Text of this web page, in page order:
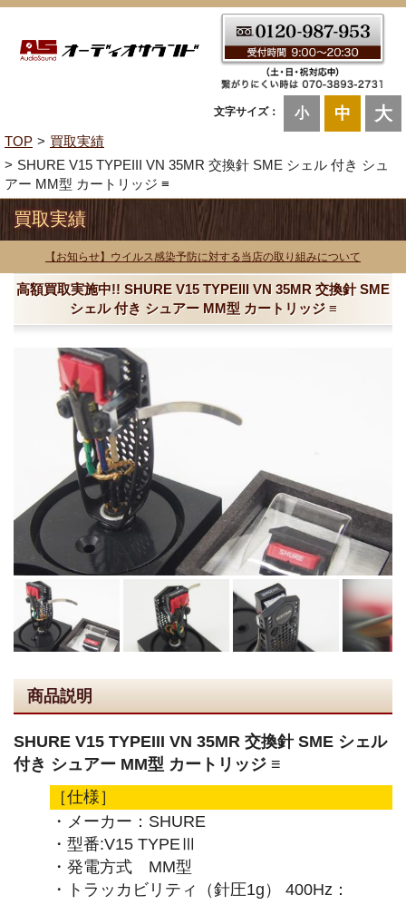
文字サイズ： 小 中 大
TOP
買取実績
SHURE V15 TYPEIII VN 35MR 交換針 SME シェル 付き シュ
アー MM型 カートリッジ ≡
買取実績
【お知らせ】ウイルス感染予防に対する当店の取り組みについて
高額買取実施中!! SHURE V15 TYPEIII VN 35MR 交換針 SME
シェル 付き シュアー MM型 カートリッジ ≡
商品説明
SHURE V15 TYPEIII VN 35MR 交換針 SME シェル
付き シュアー MM型 カートリッジ ≡
［仕様］
・メーカー：SHURE
・型番:V15 TYPEⅢ
・発電方式 MM型
・トラッカビリティ（針圧1g） 400Hz：